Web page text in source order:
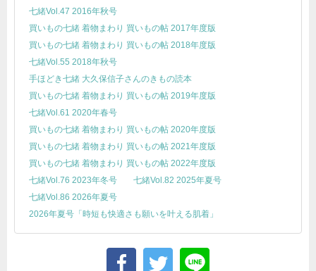
七緒Vol.47 2016年秋号
買いもの七緒 着物まわり 買いもの帖 2017年度版
買いもの七緒 着物まわり 買いもの帖 2018年度版
七緒Vol.55 2018年秋号
手ほどき七緒 大久保信子さんのきもの読本
買いもの七緒 着物まわり 買いもの帖 2019年度版
七緒Vol.61 2020年春号
買いもの七緒 着物まわり 買いもの帖 2020年度版
買いもの七緒 着物まわり 買いもの帖 2021年度版
買いもの七緒 着物まわり 買いもの帖 2022年度版
七緒Vol.76 2023年冬号
七緒Vol.82 2025年夏号
七緒Vol.86 2026年夏号
2026年夏号「時短も快適さも願いを叶える肌着」